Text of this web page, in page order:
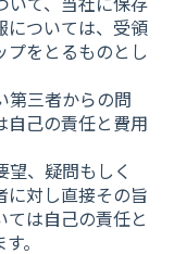
については、受領
をとるものとし
第三者からの問
自己の責任と費用
望、疑問もしく
に対し直接その旨
は自己の責任と
。